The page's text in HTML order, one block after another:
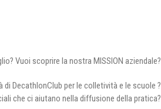
Vuoi scoprire la nostra MISSION aziendale?
DecathlonClub per le colletività e le scuole ?
che ci aiutano nella diffusione della pratica?